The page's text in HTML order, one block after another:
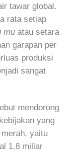
tawar global.
rata setiap
muatau setara
garapan per
produksi
sangat
mendorong
yang
yaitu
1,8 miliar